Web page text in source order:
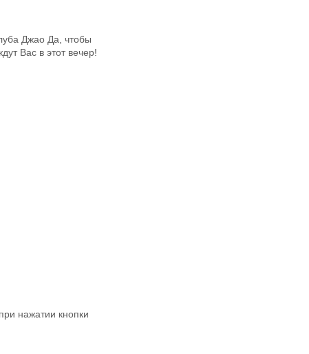
Джао Да, чтобы
Вас в этот вечер!
нажатии кнопки